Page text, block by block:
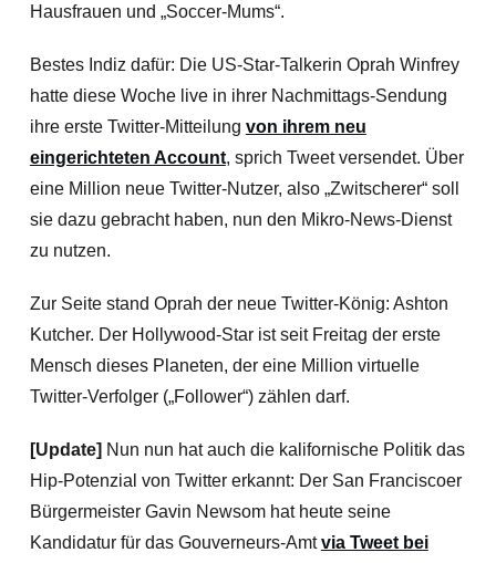
Hausfrauen und „Soccer-Mums“.
Bestes Indiz dafür: Die US-Star-Talkerin Oprah Winfrey
hatte diese Woche live in ihrer Nachmittags-Sendung
ihre erste Twitter-Mitteilung von ihrem neu
eingerichteten Account, sprich Tweet versendet. Über
eine Million neue Twitter-Nutzer, also „Zwitscherer“ soll
sie dazu gebracht haben, nun den Mikro-News-Dienst
zu nutzen.
Zur Seite stand Oprah der neue Twitter-König: Ashton
Kutcher. Der Hollywood-Star ist seit Freitag der erste
Mensch dieses Planeten, der eine Million virtuelle
Twitter-Verfolger („Follower“) zählen darf.
[Update] Nun nun hat auch die kalifornische Politik das
Hip-Potenzial von Twitter erkannt: Der San Franciscoer
Bürgermeister Gavin Newsom hat heute seine
Kandidatur für das Gouverneurs-Amtvia Tweet bei